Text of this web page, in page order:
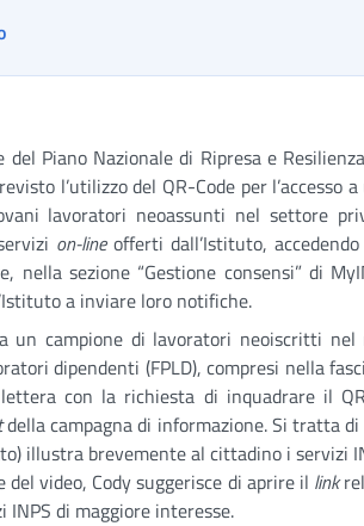
del Piano Nazionale di Ripresa e
l’utilizzo del QR-Code per
lavoratori neoassunti nel settore
on-line offerti dall’Istituto,
nella sezione “Gestione consensi” di
a inviare loro notifiche.
un campione di lavoratori neoiscritti nel
dipendenti (FPLD), compresi nella
con la richiesta di inquadrare il
della campagna di informazione. Si tratta
illustra brevemente al cittadino i servizi
del video, Cody suggerisce di aprire il link
INPS di maggiore interesse.